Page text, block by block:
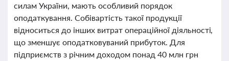
силам України, мають особливий порядок
оподаткування. Собівартість такої продукції
відноситься до інших витрат операційної діяльності,
що зменшує оподатковуваний прибуток. Для
підприємств з річним доходом понад 40 млн грн